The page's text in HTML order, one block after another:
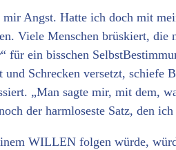
Angst. Hatte ich doch mit
Viele Menschen brüskiert, die
für ein bisschen
Schrecken versetzt, schiefe
„Man sagte mir, mit dem,
der harmloseste Satz, den
WILLEN folgen würde,